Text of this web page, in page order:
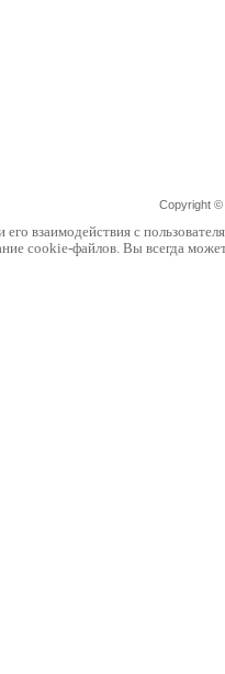
Copyright ©
его взаимодействия с
cookie-файлов. Вы всегда